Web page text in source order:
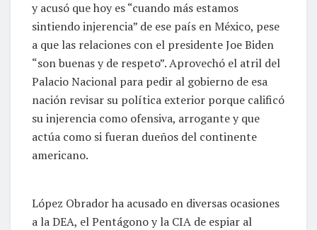
y acusó que hoy es “cuando más estamos
sintiendo injerencia” de ese país en México, pese
a que las relaciones con el presidente Joe Biden
“son buenas y de respeto”. Aprovechó el atril del
Palacio Nacional para pedir al gobierno de esa
nación revisar su política exterior porque calificó
su injerencia como ofensiva, arrogante y que
actúa como si fueran dueños del continente
americano.
López Obrador ha acusado en diversas ocasiones
a la DEA, el Pentágono y la CIA de espiar al